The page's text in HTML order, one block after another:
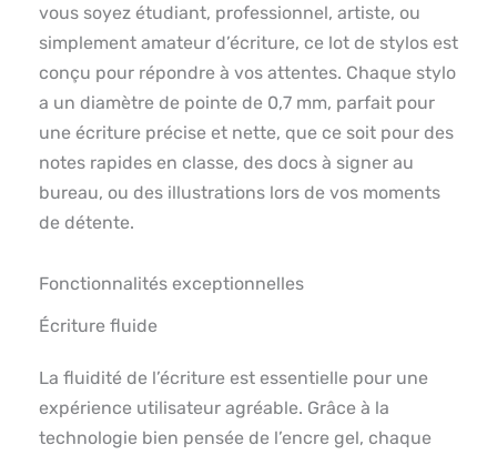
vous soyez étudiant, professionnel, artiste, ou
simplement amateur d’écriture, ce lot de stylos est
conçu pour répondre à vos attentes. Chaque stylo
a un diamètre de pointe de 0,7 mm, parfait pour
une écriture précise et nette, que ce soit pour des
notes rapides en classe, des docs à signer au
bureau, ou des illustrations lors de vos moments
de détente.
Fonctionnalités exceptionnelles
Écriture fluide
La fluidité de l’écriture est essentielle pour une
expérience utilisateur agréable. Grâce à la
technologie bien pensée de l’encre gel, chaque